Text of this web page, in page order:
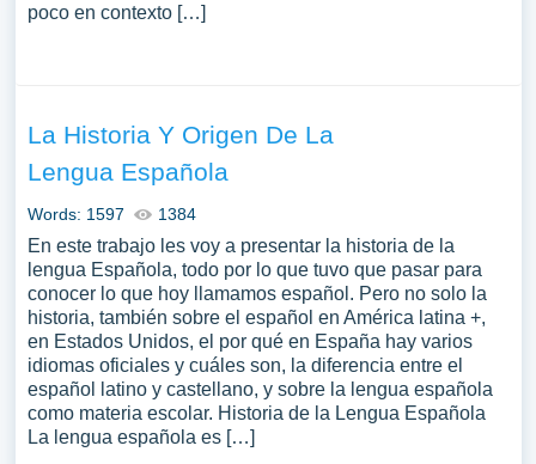
poco en contexto […]
La Historia Y Origen De La
Lengua Española
Words: 1597 1384
En este trabajo les voy a presentar la historia de la
lengua Española, todo por lo que tuvo que pasar para
conocer lo que hoy llamamos español. Pero no solo la
historia, también sobre el español en América latina +,
en Estados Unidos, el por qué en España hay varios
idiomas oficiales y cuáles son, la diferencia entre el
español latino y castellano, y sobre la lengua española
como materia escolar. Historia de la Lengua Española
La lengua española es […]